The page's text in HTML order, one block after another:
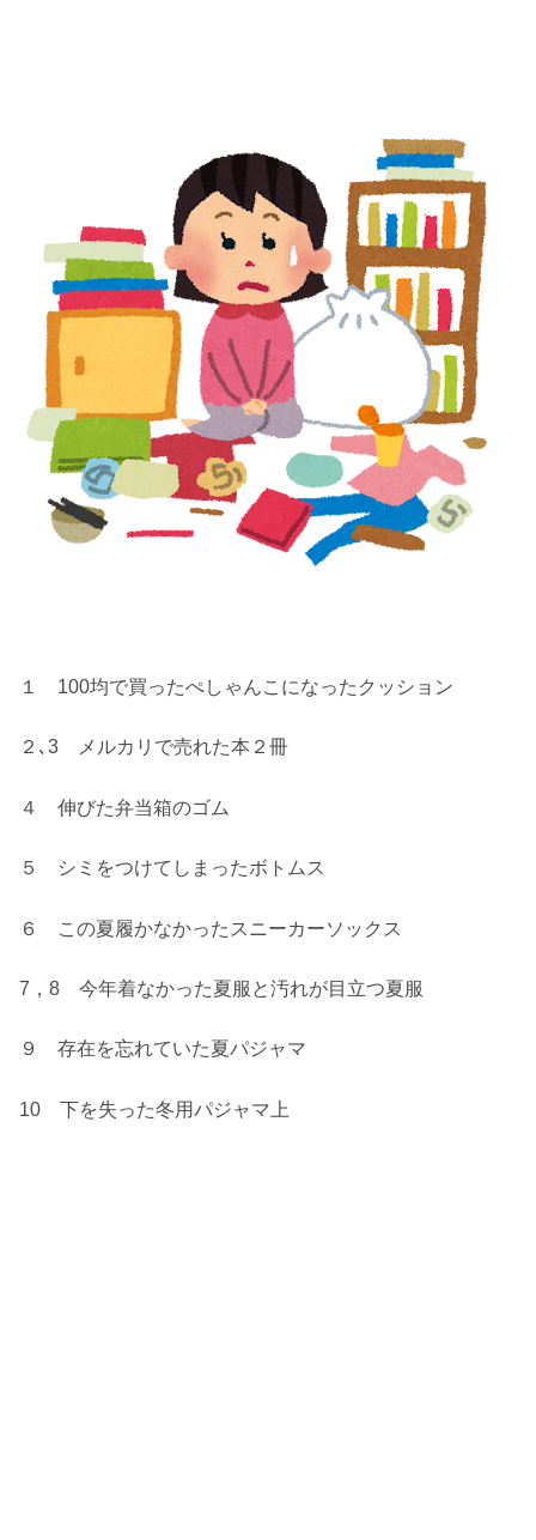
１ 100均で買ったぺしゃんこになったクッション
２､3 メルカリで売れた本２冊
４ 伸びた弁当箱のゴム
５ シミをつけてしまったボトムス
６ この夏履かなかったスニーカーソックス
7，8 今年着なかった夏服と汚れが目立つ夏服
９ 存在を忘れていた夏パジャマ
10 下を失った冬用パジャマ上